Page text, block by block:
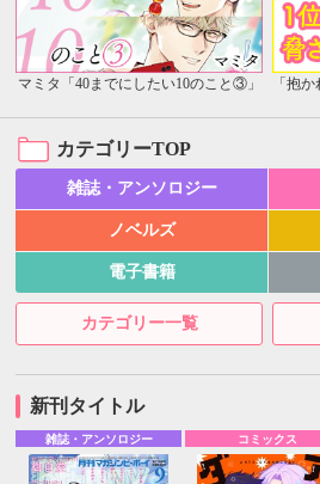
マミタ「40までにしたい10のこと③」
カテゴリーTOP
雑誌・アンソロジー
ノベルズ
電子書籍
カテゴリー一覧
新刊タイトル
雑誌・アンソロジー コミックス